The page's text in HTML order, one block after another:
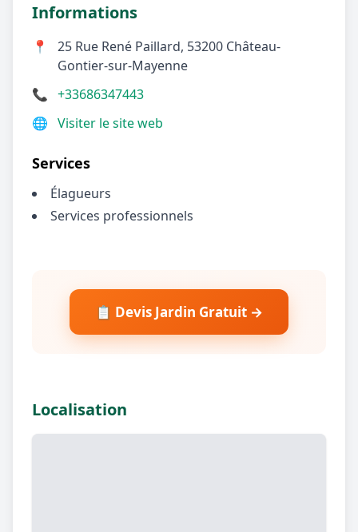
Informations
📍
25 Rue René Paillard, 53200 Château-
Gontier-sur-Mayenne
📞 +33686347443
🌐 Visiter le site web
Services
Élagueurs
Services professionnels
📋 Devis Jardin Gratuit →
Localisation